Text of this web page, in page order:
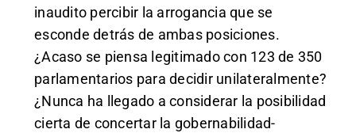
inaudito percibir la arrogancia que se
esconde detrás de ambas posiciones.
¿Acaso se piensa legitimado con 123 de 350
parlamentarios para decidir unilateralmente?
¿Nunca ha llegado a considerar la posibilidad
cierta de concertar la gobernabilidad-